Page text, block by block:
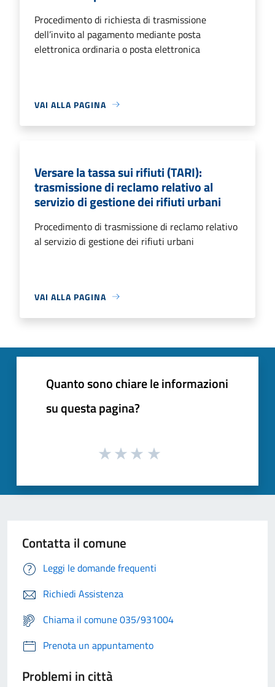
Procedimento di richiesta di trasmissione
dell’invito al pagamento mediante posta
elettronica ordinaria o posta elettronica
VAI ALLA PAGINA
Versare la tassa sui rifiuti (TARI):
trasmissione di reclamo relativo al
servizio di gestione dei rifiuti urbani
Procedimento di trasmissione di reclamo relativo
al servizio di gestione dei rifiuti urbani
VAI ALLA PAGINA
Quanto sono chiare le informazioni
su questa pagina?
Contatta il comune
Leggi le domande frequenti
Richiedi Assistenza
Chiama il comune 035/931004
Prenota un appuntamento
Problemi in città